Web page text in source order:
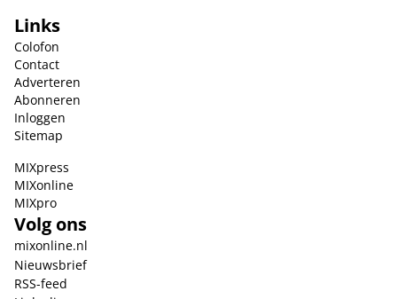
Links
Colofon
Contact
Adverteren
Abonneren
Inloggen
Sitemap
MIXpress
MIXonline
MIXpro
Volg ons
mixonline.nl
Nieuwsbrief
RSS-feed